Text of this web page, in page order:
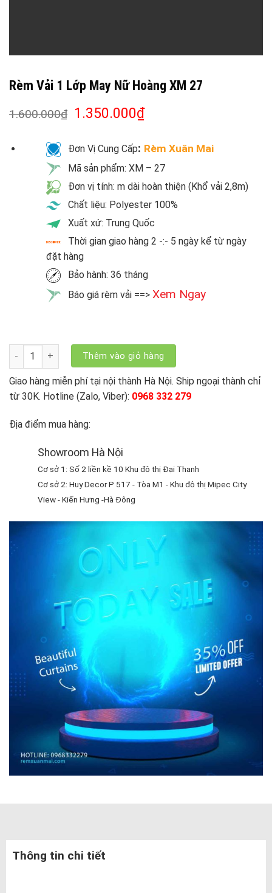
Rèm Vải 1 Lớp May Nữ Hoàng XM 27
1.600.000₫ 1.350.000₫
Đơn Vị Cung Cấp: Rèm Xuân Mai
Mã sản phẩm: XM – 27
Đơn vị tính: m dài hoàn thiện (Khổ vải 2,8m)
Chất liệu: Polyester 100%
Xuất xứ: Trung Quốc
Thời gian giao hàng 2 -:- 5 ngày kể từ ngày
đặt hàng
Bảo hành: 36 tháng
Báo giá rèm vải ==> Xem Ngay
Rèm Vải 1 Lớp May Nữ Hoàng XM 27 số lượng
Thêm vào giỏ hàng
Giao hàng miễn phí tại nội thành Hà Nội. Ship ngoại thành chỉ
từ 30K. Hotline (Zalo, Viber): 0968 332 279
Địa điểm mua hàng:
Showroom Hà Nội
Cơ sở 1: Số 2 liền kề 10 Khu đô thị Đại Thanh
Cơ sở 2: Huy Decor P 517 - Tòa M1 - Khu đô thị Mipec City
View - Kiến Hưng -Hà Đông
Thông tin chi tiết